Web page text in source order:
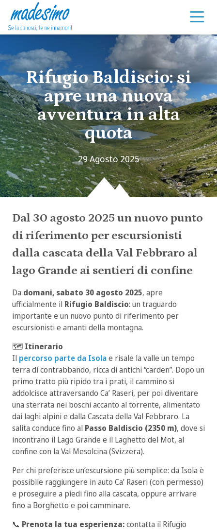
Vai al contenuto
Rifugio Baldiscio: si
apre una nuova
avventura in alta
quota
29 Agosto 2025
Dal 30 agosto 2025 un nuovo punto
di riferimento per escursionisti
dalla cascata della Val Febbraro al
lago Grande ai sentieri di confine
Da domani, sabato 30 agosto 2025, apre
ufficialmente il Rifugio Baldiscio: un traguardo
importante e un nuovo punto di riferimento per
escursionisti e amanti della montagna.
🗺️ Itinerario
Il percorso parte da Isolae risale la valle un tempo
terra di contrabbando, ricca di antichi “carden”. Dopo un
primo tratto più ripido tra i prati, il cammino si
addolcisce attraversando Ca’ Raseri, per poi diventare
una sterrata nei boschi accanto al torrente, alimentato
dai laghi alpini e dalla Cascata della Val Febbraro. La
salita conduce fino al Passo Baldiscio (2350 m), dove si
incontrano il Lago Grande e il Laghetto del Mot, al
confine con la Val Mesolcina (Svizzera).
Per chi preferisce un’escursione più semplice: da Isola è
possibile raggiungere in auto Ca’ Raseri (con permesso)
e proseguire a piedi fino alla cascata, oppure arrivare
fino a Borghetto e poi camminare.
📞 Prenota la tua esperienza:contatta il Rifugio